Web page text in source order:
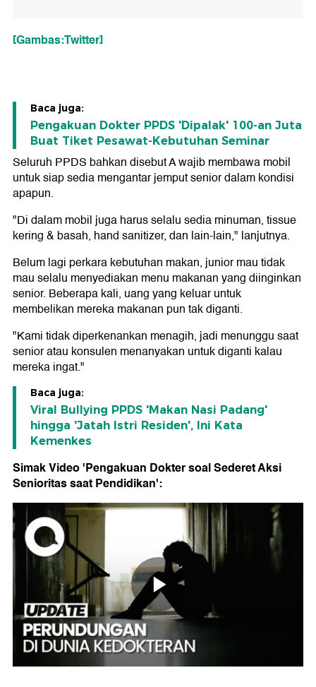
[Gambas:Twitter]
Baca juga:
Pengakuan Dokter PPDS 'Dipalak' 100-an Juta
Buat Tiket Pesawat-Kebutuhan Seminar
Seluruh PPDS bahkan disebut A wajib membawa mobil
untuk siap sedia mengantar jemput senior dalam kondisi
apapun.
"Di dalam mobil juga harus selalu sedia minuman, tissue
kering & basah, hand sanitizer, dan lain-lain," lanjutnya.
Belum lagi perkara kebutuhan makan, junior mau tidak
mau selalu menyediakan menu makanan yang diinginkan
senior. Beberapa kali, uang yang keluar untuk
membelikan mereka makanan pun tak diganti.
"Kami tidak diperkenankan menagih, jadi menunggu saat
senior atau konsulen menanyakan untuk diganti kalau
mereka ingat."
Baca juga:
Viral Bullying PPDS 'Makan Nasi Padang'
hingga 'Jatah Istri Residen', Ini Kata
Kemenkes
Simak Video 'Pengakuan Dokter soal Sederet Aksi
Senioritas saat Pendidikan':